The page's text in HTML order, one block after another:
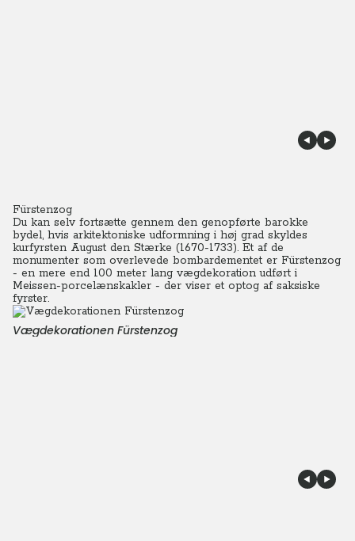
Fürstenzog
Du kan selv fortsætte gennem den genopførte barokke
bydel, hvis arkitektoniske udformning i høj grad skyldes
kurfyrsten August den Stærke (1670-1733). Et af de
monumenter som overlevede bombardementet er Fürstenzog
- en mere end 100 meter lang vægdekoration udført i
Meissen-porcelænskakler - der viser et optog af saksiske
fyrster.
Vægdekorationen Fürstenzog